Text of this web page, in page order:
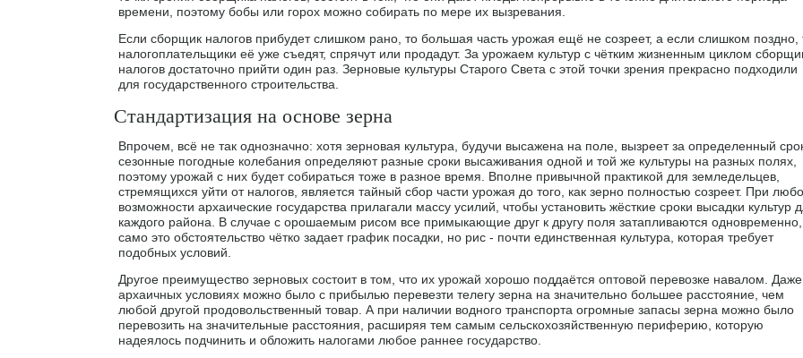
времени, поэтому бобы или горох можно собирать по мере их вызревания.
Если сборщик налогов прибудет слишком рано, то большая часть урожая ещё не созреет, а если слишком поздно,
налогоплательщики её уже съедят, спрячут или продадут. За урожаем культур с чётким жизненным циклом
налогов достаточно прийти один раз. Зерновые культуры Старого Света с этой точки зрения прекрасно подходили
для государственного строительства.
Стандартизация на основе зерна
Впрочем, всё не так однозначно: хотя зерновая культура, будучи высажена на поле, вызреет за определенный
сезонные погодные колебания определяют разные сроки высаживания одной и той же культуры на разных полях,
поэтому урожай с них будет собираться тоже в разное время. Вполне привычной практикой для земледельцев,
стремящихся уйти от налогов, является тайный сбор части урожая до того, как зерно полностью созреет. При
возможности архаические государства прилагали массу усилий, чтобы установить жёсткие сроки высадки культур
каждого района. В случае с орошаемым рисом все примыкающие друг к другу поля затапливаются
само это обстоятельство чётко задает график посадки, но рис - почти единственная культура, которая требует
подобных условий.
Другое преимущество зерновых состоит в том, что их урожай хорошо поддаётся оптовой перевозке навалом.
архаичных условиях можно было с прибылью перевезти телегу зерна на значительно большее расстояние, чем
любой другой продовольственный товар. А при наличии водного транспорта огромные запасы зерна можно было
перевозить на значительные расстояния, расширяя тем самым сельскохозяйственную периферию, которую
надеялось подчинить и обложить налогами любое раннее государство.